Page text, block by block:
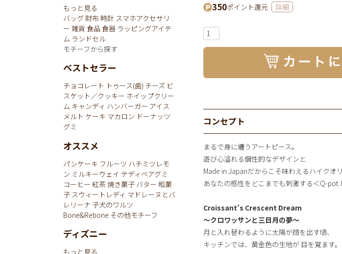
350ポイント還元 詳細
コンセプト
まるで身に纏うアートピース。
遊び心溢れる個性的なデザインと
Made in Japanだからこそ味わえるハイクオリ
あなたの感性をどこまでも刺激する＜Q-pot.
Croissant’s Crescent Dream
～クロワッサンと三日月の夢～
月と入れ替わるように太陽が顔を出す頃、
キッチンでは、黄金色の生地が 目を覚ます。
もっと見る
バッグ 財布 時計 スマホアクセサリ
ー 雑貨 食品 食器 ラッピングアイテ
ム ランドセル
モチーフから探す
ベストセラー
チョコレート トゥース(歯) チーズ ビ
スケット／クッキー ホイップクリー
ム キャンディ ハンバーガー アイス
メルト ケーキ マカロン ドーナッツ
グミ
オススメ
パンケーキ フルーツ ハチミツレモ
ン ミルキーウェイ テディベアグミ
コーヒー 紅茶焼き菓子 バター 和菓
子 スウィートレディ マドレーヌとバ
レリーナ 子犬のワルツ
Bone&Rebone その他モチーフ
ディズニー
もっと見る